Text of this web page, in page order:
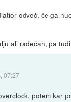
odveč, če ga
ali radečah, pa
07:27
potem kar